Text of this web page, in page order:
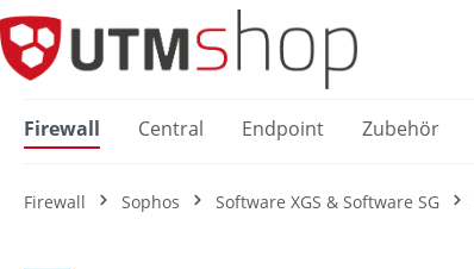
Zur Hauptnavigation springen
Firewall Central Endpoint Zubehör
Firewall Sophos Software XGS & Software SG